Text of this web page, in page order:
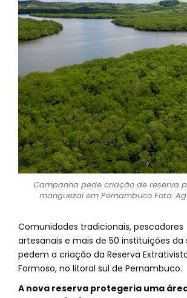
Campanha pede criação de reserva
manguezal em Pernambuco Foto:
Comunidades tradicionais, pescadores
artesanais e mais de 50 instituições da
pedem a criação da Reserva
Formoso, no litoral sul de Pernambuco.
A nova reserva protegeria uma